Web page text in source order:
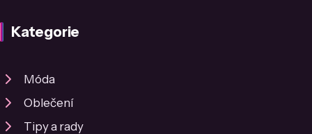
Kategorie
Móda
Oblečení
Tipy a rady